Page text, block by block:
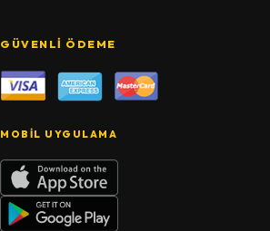
GÜVENLI ÖDEME
MOBIL UYGULAMA